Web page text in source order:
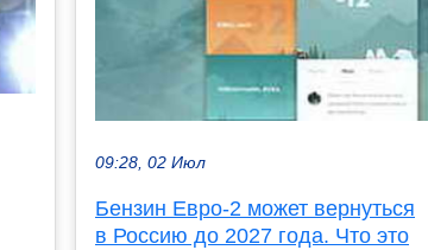
09:28, 02 Июл
Бензин Евро-2 может вернуться
в Россию до 2027 года. Что это